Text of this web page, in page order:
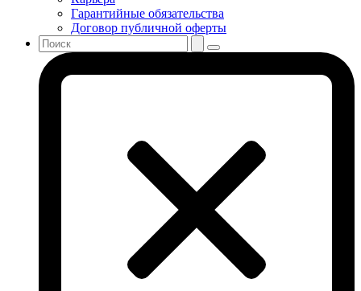
Гарантийные обязательства
Договор публичной оферты